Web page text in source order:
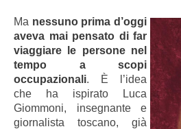
Ma nessuno prima d’oggi
aveva mai pensato di far
viaggiare le persone nel
tempo a scopi
occupazionali. È l’idea
che ha ispirato Luca
Giommoni, insegnante e
giornalista toscano, già